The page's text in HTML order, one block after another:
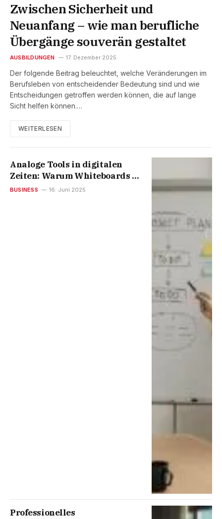
Zwischen Sicherheit und
Neuanfang – wie man berufliche
Übergänge souverän gestaltet
AUSBILDUNGEN 17. Dezember 2025
Der folgende Beitrag beleuchtet, welche Veränderungen im
Berufsleben von entscheidender Bedeutung sind und wie
Entscheidungen getroffen werden können, die auf lange
Sicht helfen können.…
WEITERLESEN
Analoge Tools in digitalen
Zeiten: Warum Whiteboards &
Co. noch lange nicht
BUSINESS 16. Juni 2025
Professionelles